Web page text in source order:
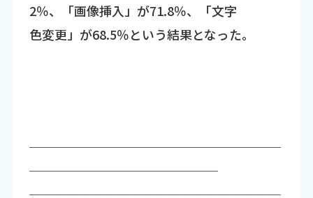
2％、「画像挿入」が71.8％、「文字
色変更」が68.5％という結果となった。
￣￣￣￣￣￣￣￣￣￣￣￣￣￣￣￣￣￣￣￣
￣￣￣￣￣￣￣￣￣￣￣￣￣￣￣